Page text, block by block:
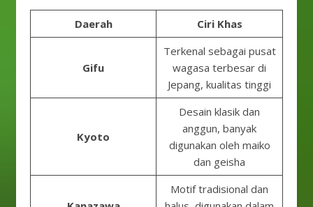
Daerah Ciri Khas
Gifu
Terkenal sebagai pusat
wagasa terbesar di
Jepang, kualitas tinggi
Kyoto
Desain klasik dan
anggun, banyak
digunakan oleh maiko
dan geisha
Motif tradisional dan